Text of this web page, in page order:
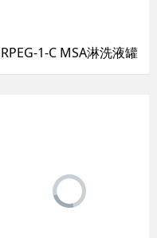
RPEG-1-C MSA淋洗液罐